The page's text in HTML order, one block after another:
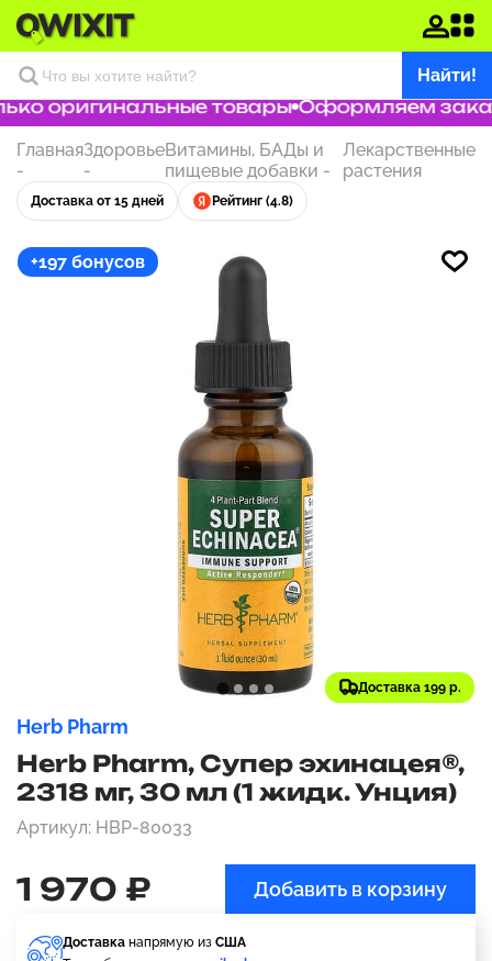
Найти!
оригинальные товары Оформляем заказ
Главная
-
Здоровье
-
Витамины, БАДы и
пищевые добавки -
Лекарственные
растения
Доставка от 15 дней Рейтинг (4.8)
+197 бонусов
Доставка 199 р.
Herb Pharm
Herb Pharm, Супер эхинацея®,
2318 мг, 30 мл (1 жидк. Унция)
Артикул: HBP-80033
1 970 ₽ Добавить в корзину
Доставка напрямую из США